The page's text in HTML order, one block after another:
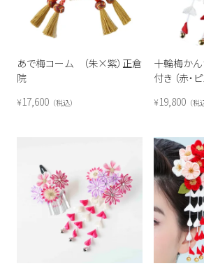
あで梅コーム （朱×紫）正倉
院
¥17,600 税込
十輪梅か
付き （赤・
¥19,800 税